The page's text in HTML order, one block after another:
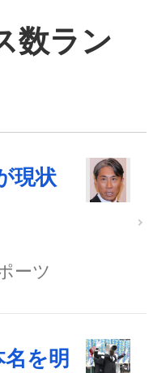
数ラン
現状
ーツ
を明